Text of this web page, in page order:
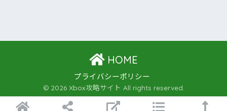
HOME
プライバシーポリシー
© 2026 Xbox攻略サイト All rights reserved.